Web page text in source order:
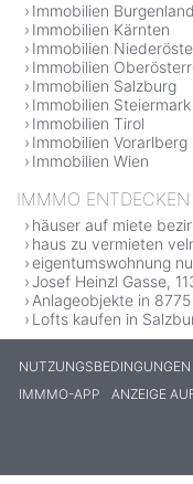
Immobilien Burgenland
Immobilien Kärnten
Immobilien
Immobilien
Immobilien Salzburg
Immobilien Steiermark
Immobilien Tirol
Immobilien Vorarlberg
Immobilien Wien
IMMMO ENTDECKEN
häuser auf miete
haus zu vermieten
eigentumswohnung
Josef Heinzl Gasse,
Anlageobjekte in
Lofts kaufen in
NUTZUNGSBEDINGUNGEN
IMMMO-APP
ANZEIGE